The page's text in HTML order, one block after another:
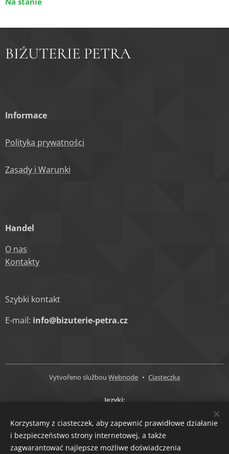
BIŽUTERIE PETRA
Informace
Polityka prywatności
Zasady i Warunki
Handel
O nas
Kontakty
Szybki kontakt
E-mail: info@bizuterie-petra.cz
Vytvořeno službou Webnode Ciasteczka
Języki
Waluty
CZK Kč
EUR €
Korzystamy z ciasteczek, aby zapewnić prawidłowe działanie
i bezpieczeństwo strony internetowej, a także
zagwarantować najlepsze możliwe doświadczenia